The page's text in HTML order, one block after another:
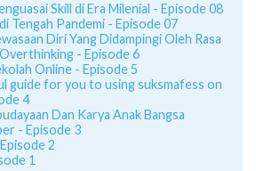
Skill di Era Milenial - Episode 08
Tengah Pandemi - Episode 07
Diri Yang Didampingi Oleh Rasa
- Episode 6
Online - Episode 5
guide for you to using suksmafess on
4
Dan Karya Anak Bangsa
- Episode 3
2
1